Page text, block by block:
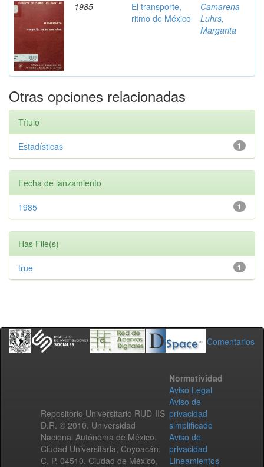
1985
El transporte,
ritmo de México
Camarena
Luhrs,
Margarita
Otras opciones relacionadas
Título
1
Estadísticas
Fecha de lanzamiento
1
1985
Has File(s)
1
true
Comentarios
Repositorio Universitario RUD-IIS
D.R. © 2010. Universidad
Nacional Autónoma de México.
Ciudad Universitaria, Coyoacán,
C. P. 04510, Ciudad de México,
Normatividad
Aviso Legal
Aviso de
privacidad
simplificado
Aviso de
privacidad
Lineamientos